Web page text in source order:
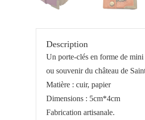
Description
Un porte-clés en forme de mini
ou souvenir du château de
Matière : cuir, papier
Dimensions : 5cm*4cm
Fabrication artisanale.